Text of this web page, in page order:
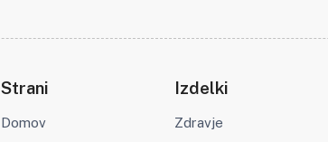
Strani
Domov
Izdelki
Zdravje